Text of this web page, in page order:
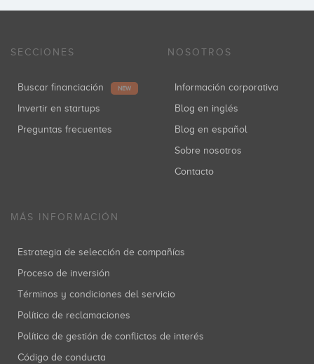
SECCIONES
Buscar financiación NEW
Invertir en startups
Preguntas frecuentes
NOSOTROS
Información corporativa
Blog en inglés
Blog en español
Sobre nosotros
Contacto
MÁS INFORMACIÓN
Estrategia de selección de compañías
Proceso de inversión
Términos y condiciones del servicio
Política de reclamaciones
Política de gestión de conflictos de interés
Código de conducta